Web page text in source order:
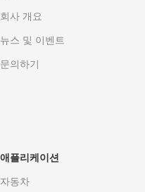
회사 개요
뉴스 및 이벤트
문의하기
애플리케이션
자동차